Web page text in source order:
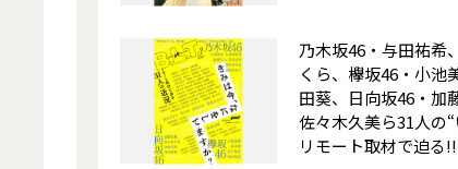
乃木坂46・与田祐希
くら、欅坂46・小池
田葵、日向坂46・加
佐々木久美ら31人の
リモート取材で迫る!!